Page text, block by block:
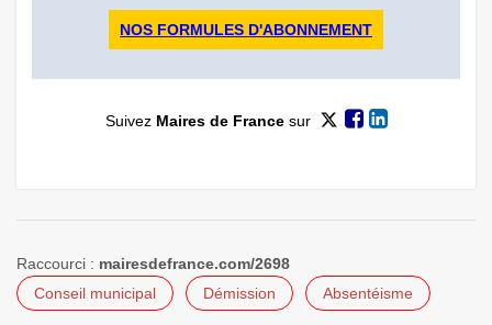
NOS FORMULES D'ABONNEMENT
Suivez Maires de Francesur
Raccourci : mairesdefrance.com/2698
Conseil municipal
Démission Absentéisme